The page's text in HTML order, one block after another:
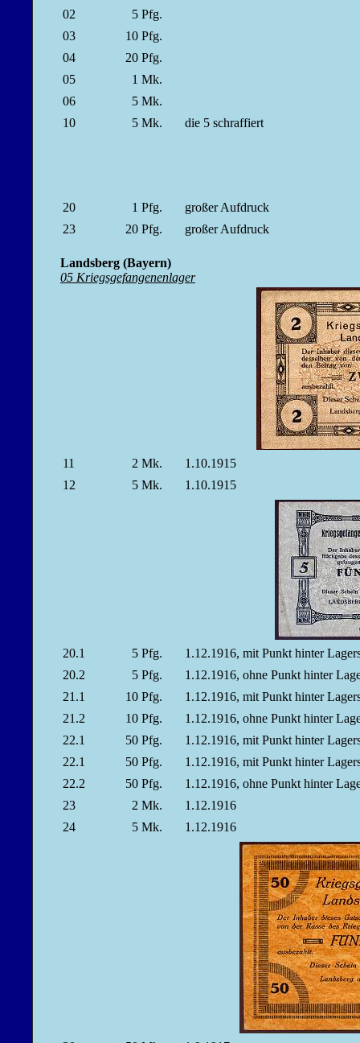
02
5 Pfg.
03
10 Pfg.
04
20 Pfg.
05
1 Mk.
06
5 Mk.
10
5 Mk. die 5 schraffiert
20 1 Pfg.
großer Aufdruck
23
20 Pfg. großer Aufdruck
Landsberg (Bayern)
05 Kriegsgefangenenlager
11 2 Mk.
1.10.1915
12
5 Mk. 1.10.1915
20.1 5 Pfg.
1.12.1916, mit Punkt hinter
20.2
5 Pfg.
1.12.1916, ohne Punkt hinter
21.1
10 Pfg.
1.12.1916, mit Punkt hinter
21.2
10 Pfg.
1.12.1916, ohne Punkt hinter
22.1
50 Pfg.
1.12.1916, mit Punkt hinter
22.1
50 Pfg.
1.12.1916, mit Punkt hinter
22.2
50 Pfg.
1.12.1916, ohne Punkt hinter
23
2 Mk.
1.12.1916
24
5 Mk. 1.12.1916